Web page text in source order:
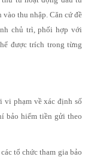
thu nhập. Căn cứ đề
chủ trì, phối hợp với
được trích trong từng
vi phạm về xác định số
bảo hiểm tiền gửi theo
tổ chức tham gia bảo